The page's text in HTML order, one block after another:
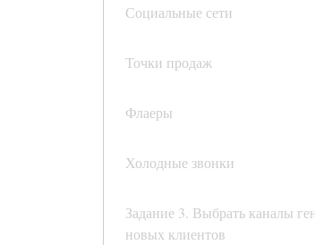
Социальные сети
Точки продаж
Флаеры
Холодные звонки
Задание 3. Выбрать каналы
новых клиентов